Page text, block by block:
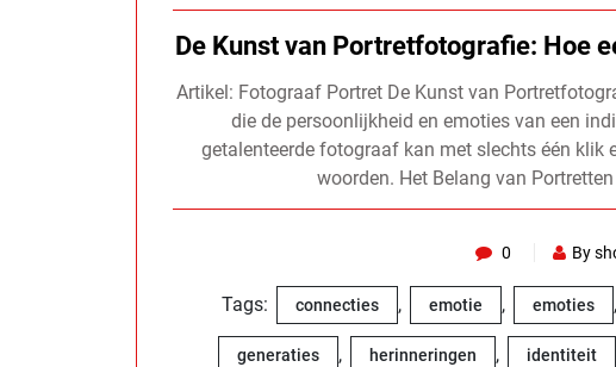
De Kunst van Portretfotografie: Hoe
Artikel: Fotograaf Portret De Kunst van
die de persoonlijkheid en emoties van een
getalenteerde fotograaf kan met slechts één klik
woorden. Het Belang van
0 By
Tags: connecties , emotie , emoties ,
generaties , herinneringen , identiteit